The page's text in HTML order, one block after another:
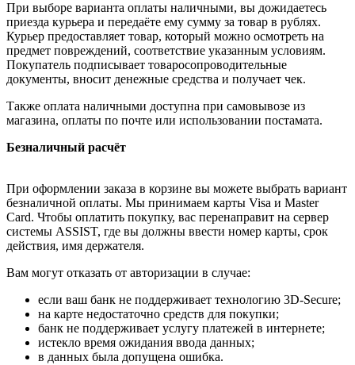
При выборе варианта оплаты наличными, вы дожидаетесь
приезда курьера и передаёте ему сумму за товар в рублях.
Курьер предоставляет товар, который можно осмотреть на
предмет повреждений, соответствие указанным условиям.
Покупатель подписывает товаросопроводительные
документы, вносит денежные средства и получает чек.
Также оплата наличными доступна при самовывозе из
магазина, оплаты по почте или использовании постамата.
Безналичный расчёт
При оформлении заказа в корзине вы можете выбрать вариант
безналичной оплаты. Мы принимаем карты Visa и Master
Card. Чтобы оплатить покупку, вас перенаправит на сервер
системы ASSIST, где вы должны ввести номер карты, срок
действия, имя держателя.
Вам могут отказать от авторизации в случае:
если ваш банк не поддерживает технологию 3D-Secure;
на карте недостаточно средств для покупки;
банк не поддерживает услугу платежей в интернете;
истекло время ожидания ввода данных;
в данных была допущена ошибка.